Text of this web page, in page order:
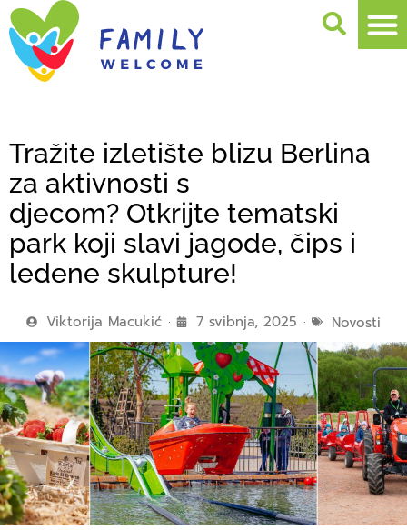
Tražite izletište blizu Berlina
za aktivnosti s
djecom? Otkrijte tematski
park koji slavi jagode, čips i
ledene skulpture!
Viktorija Macukić 7 svibnja, 2025 Novosti